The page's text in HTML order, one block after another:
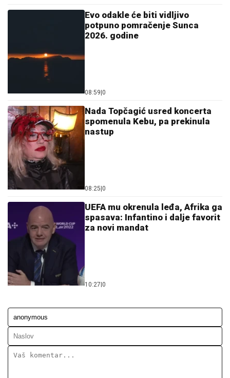
Evo odakle će biti vidljivo
potpuno pomračenje Sunca
2026. godine
08:59 0
Nada Topčagić usred koncerta
spomenula Kebu, pa prekinula
nastup
08:25 0
UEFA mu okrenula leđa, Afrika ga
spasava: Infantino i dalje favorit
za novi mandat
10:27 0